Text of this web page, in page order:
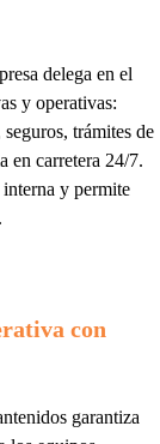
delega en el
y operativas:
trámites de
en carretera 24/7.
y permite
con
garantiza